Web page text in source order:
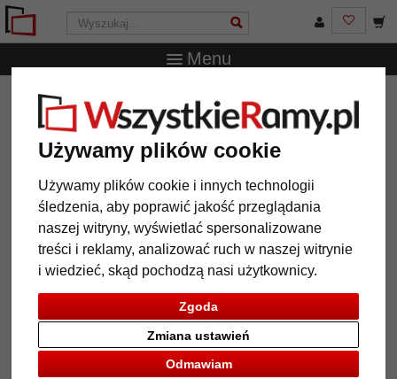
Używamy plików cookie
Używamy plików cookie i innych technologii
śledzenia, aby poprawić jakość przeglądania
naszej witryny, wyświetlać spersonalizowane
treści i reklamy, analizować ruch w naszej witrynie
i wiedzieć, skąd pochodzą nasi użytkownicy.
Zgoda
Odmawiam
Zmiana ustawień
Menu
WszystkieRamy.pl Deknudt
Taca z miejscem
Taca z miejscem na zdjęcia